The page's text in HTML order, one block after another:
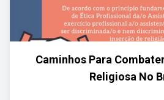
Caminhos Para
Religiosa No